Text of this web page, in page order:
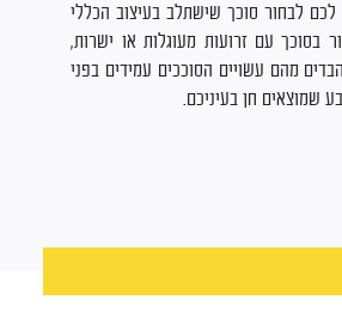
לכם לבחור סוכך שישתלב בעיצוב הכללי
עם זרועות מעוגלות או ישרות,
מהם עשויים הסוככים עמידים בפני
שמוצאים חן בעיניכם.